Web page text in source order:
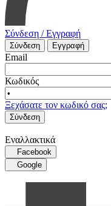
Σύνδεση / Εγγραφή
Σύνδεση Εγγραφή
Email
Κωδικός
Ξεχάσατε τον κωδικό σας;
Σύνδεση
Εναλλακτικά
Facebook
Google